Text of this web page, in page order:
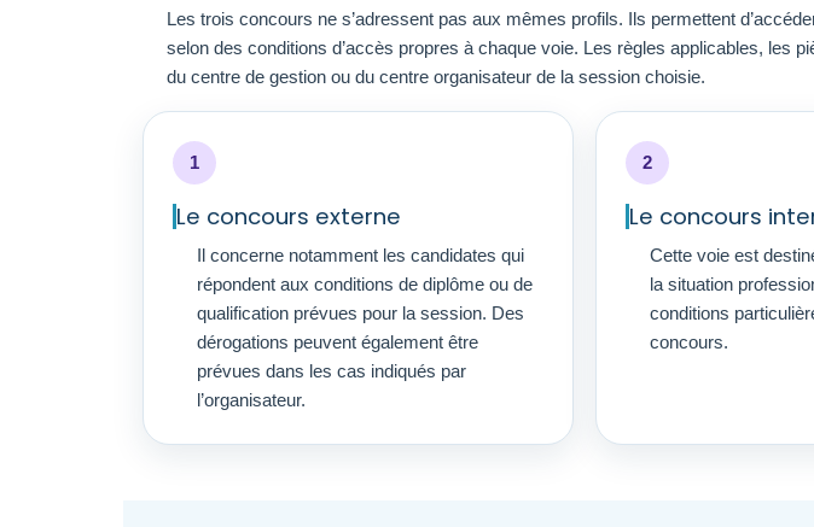
Les trois concours ne s’adressent pas aux mêmes profils. Ils permettent
selon des conditions d’accès propres à chaque voie. Les règles applicables, les
du centre de gestion ou du centre organisateur de la session choisie.
1
Le concours externe
Il concerne notamment les candidates qui
répondent aux conditions de diplôme ou de
qualification prévues pour la session. Des
dérogations peuvent également être
prévues dans les cas indiqués par
l’organisateur.
2
Le concours
Cette voie est
la situation
conditions
concours.